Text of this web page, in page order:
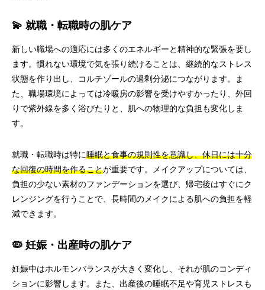
💫 就職・転職時の肌ケア
新しい職場への適応には多くのエネルギーと精神的な緊張を要し
ます。慣れない環境で気を張り続けることは、継続的なストレス
状態を作り出し、コルチゾールの過剰分泌につながります。ま
た、職場環境によっては冷暖房の影響を受けやすかったり、外回
りで紫外線を多く浴びたりと、肌への物理的な負担も変化しま
す。
就職・転職時は特に睡眠と食事の規則性を意識し、休日には十分
な回復の時間を作ることが重要です。メイクアップについては、
負担の少ない素材のファンデーションを選び、帰宅後はすぐにク
レンジングを行うことで、長時間のメイクによる肌への負担を軽
減できます。
🦠 妊娠・出産時の肌ケア
妊娠中はホルモンバランスが大きく変化し、それが肌のコンディ
ションに影響します。また、出産後の睡眠不足や育児ストレスも